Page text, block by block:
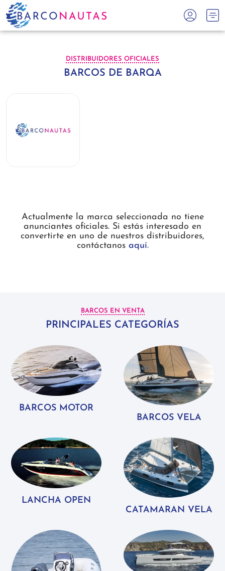
DISTRIBUIDORES OFICIALES
BARCOS DE BARQA
Actualmente la marca seleccionada no tiene
anunciantes oficiales. Si estás interesado en
convertirte en uno de nuestros distribuidores,
contáctanos aquí.
BARCOS EN VENTA
PRINCIPALES CATEGORÍAS
BARCOS MOTOR
BARCOS VELA
LANCHA OPEN
CATAMARAN VELA